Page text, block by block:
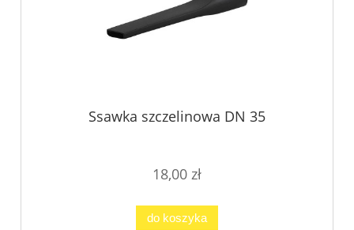
Ssawka szczelinowa DN 35
18,00 zł
do koszyka